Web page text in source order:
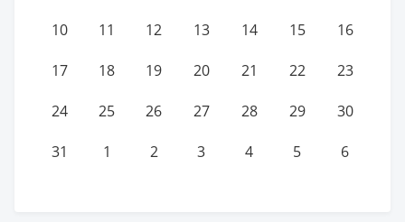
10 11 12 13 14 15 16
17 18 19 20 21 22 23
24 25 26 27 28 29 30
31 1 2 3 4 5 6